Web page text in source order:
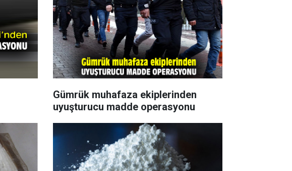
Gümrük muhafaza ekiplerinden
uyuşturucu madde operasyonu